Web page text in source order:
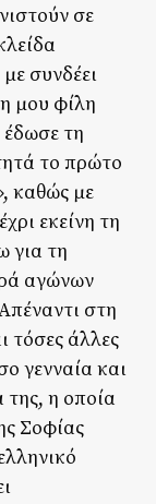
σε
συνδέει
μου φίλη
τη
το πρώτο
καθώς με
εκείνη τη
για τη
αγώνων
στη
τόσες άλλες
γενναία και
η οποία
Σοφίας